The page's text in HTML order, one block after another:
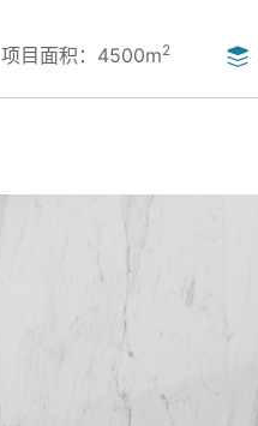
项目面积：4500m2